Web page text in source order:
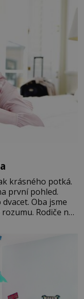
krásného potká.
první pohled.
Oba jsme
Rodiče nás